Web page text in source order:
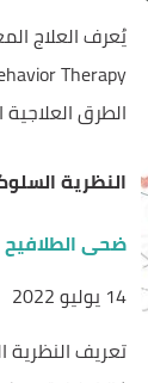
يُعرف العلاج
الطرق العلاجية
النظرية
ضحى الطلافيح
14 يوليو 2022
تعريف النظرية